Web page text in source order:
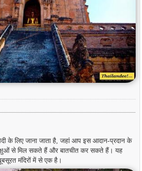
के लिए जाना जाता है, जहां आप इस आदान-प्रदान के
भिक्षुओं से मिल सकते हैं और बातचीत कर सकते हैं। यह
मंदिरों में से एक है।